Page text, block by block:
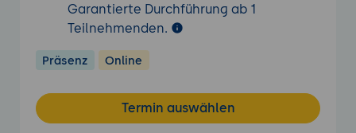
Garantierte Durchführung ab 1
Teilnehmenden.
Präsenz Online
Termin auswählen